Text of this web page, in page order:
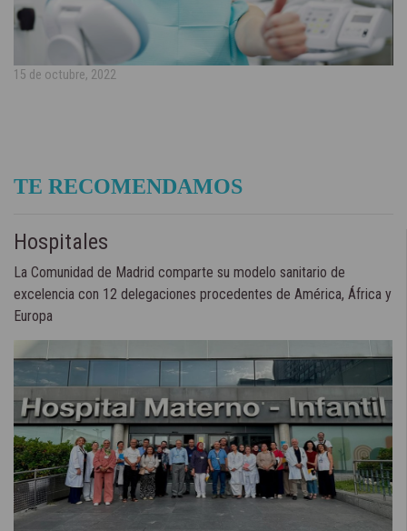
15 de octubre, 2022
TE RECOMENDAMOS
Hospitales
La Comunidad de Madrid comparte su modelo sanitario de
excelencia con 12 delegaciones procedentes de América, África y
Europa